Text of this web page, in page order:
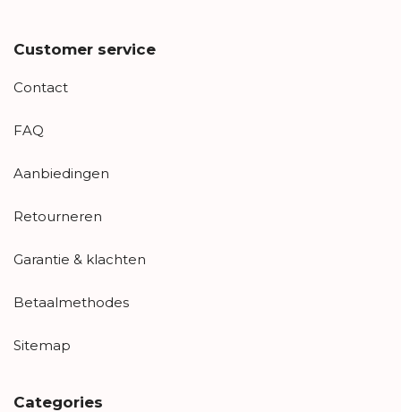
Customer service
Contact
FAQ
Aanbiedingen
Retourneren
Garantie & klachten
Betaalmethodes
Sitemap
Categories